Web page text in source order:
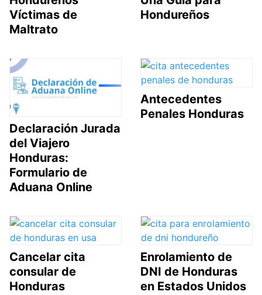
Víctimas de
Maltrato
Hondureños
Declaración Jurada
del Viajero
Honduras:
Formulario de
Aduana Online
Antecedentes
Penales Honduras
Cancelar cita
consular de
Honduras
Enrolamiento de
DNI de Honduras
en Estados Unidos